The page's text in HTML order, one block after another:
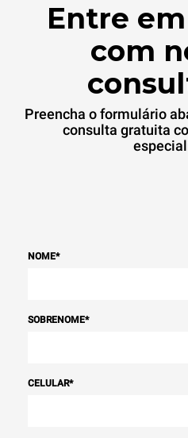
Entre
com
Preencha o formulário
consulta gratuita
NOME*
SOBRENOME*
CELULAR*